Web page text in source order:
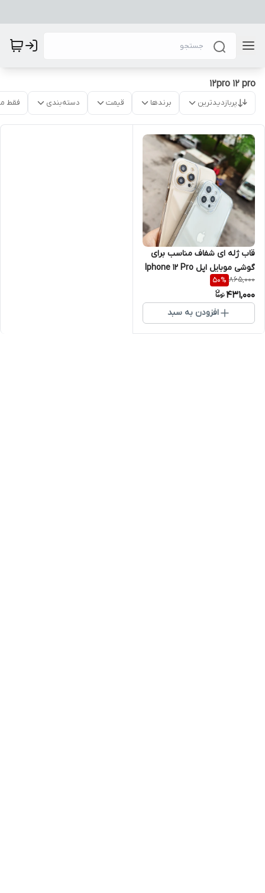
12pro 12 pro
پربازدیدترین برندها قیمت دسته‌بندی فقط
قاب ژله ای شفاف مناسب برای
گوشی موبایل اپل Iphone 12 Pro
865,000
50%
431,000
افزودن به سبد